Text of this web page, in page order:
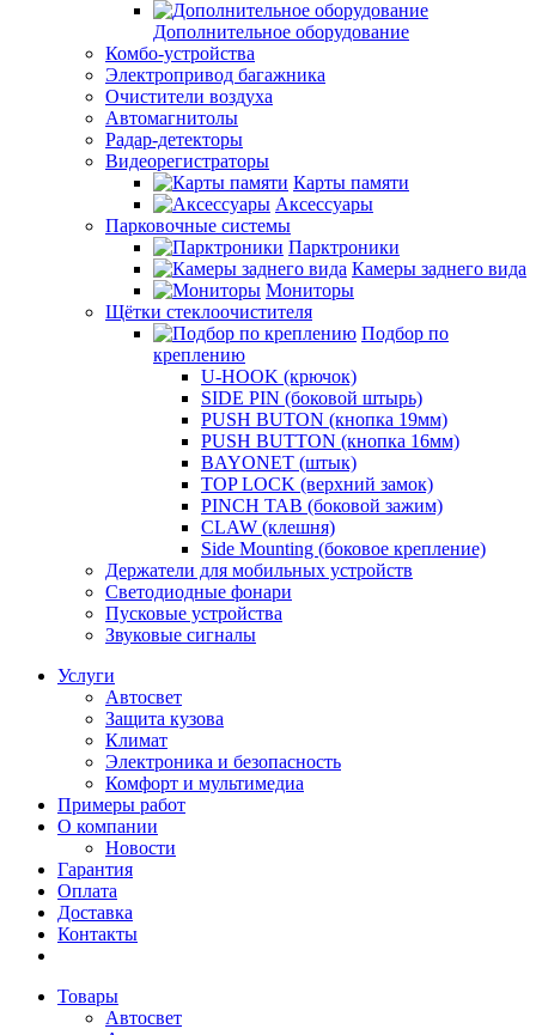
Дополнительное оборудование
Комбо-устройства
Электропривод багажника
Очистители воздуха
Автомагнитолы
Радар-детекторы
Видеорегистраторы
Карты памяти
Аксессуары
Парковочные системы
Парктроники
Камеры заднего вида
Мониторы
Щётки стеклоочистителя
Подбор по
креплению
U-HOOK (крючок)
SIDE PIN (боковой штырь)
PUSH BUTON (кнопка 19мм)
PUSH BUTTON (кнопка 16мм)
BAYONET (штык)
TOP LOCK (верхний замок)
PINCH TAB (боковой зажим)
CLAW (клешня)
Side Mounting (боковое крепление)
Держатели для мобильных устройств
Светодиодные фонари
Пусковые устройства
Звуковые сигналы
Услуги
Автосвет
Защита кузова
Климат
Электроника и безопасность
Комфорт и мультимедиа
Примеры работ
О компании
Новости
Гарантия
Оплата
Доставка
Контакты
Товары
Автосвет